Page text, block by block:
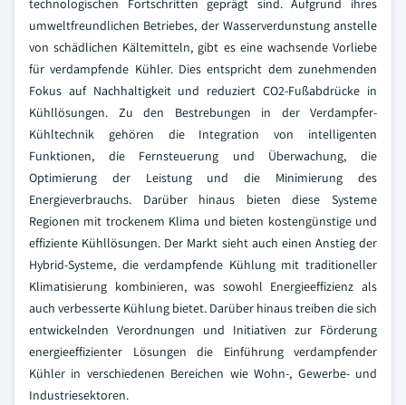
technologischen Fortschritten geprägt sind. Aufgrund ihres
umweltfreundlichen Betriebes, der Wasserverdunstung anstelle
von schädlichen Kältemitteln, gibt es eine wachsende Vorliebe
für verdampfende Kühler. Dies entspricht dem zunehmenden
Fokus auf Nachhaltigkeit und reduziert CO2-Fußabdrücke in
Kühllösungen. Zu den Bestrebungen in der Verdampfer-
Kühltechnik gehören die Integration von intelligenten
Funktionen, die Fernsteuerung und Überwachung, die
Optimierung der Leistung und die Minimierung des
Energieverbrauchs.
Darüber hinaus bieten diese Systeme
Regionen mit trockenem Klima und bieten kostengünstige und
effiziente Kühllösungen. Der Markt sieht auch einen Anstieg der
Hybrid-Systeme, die verdampfende Kühlung mit traditioneller
Klimatisierung kombinieren, was sowohl Energieeffizienz als
auch verbesserte Kühlung bietet. Darüber hinaus treiben die sich
entwickelnden Verordnungen und Initiativen zur Förderung
energieeffizienter Lösungen die Einführung verdampfender
Kühler in verschiedenen Bereichen wie Wohn-, Gewerbe- und
Industriesektoren.